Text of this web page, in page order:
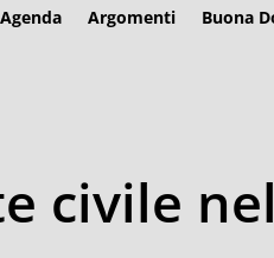
Agenda Argomenti Buona
civile